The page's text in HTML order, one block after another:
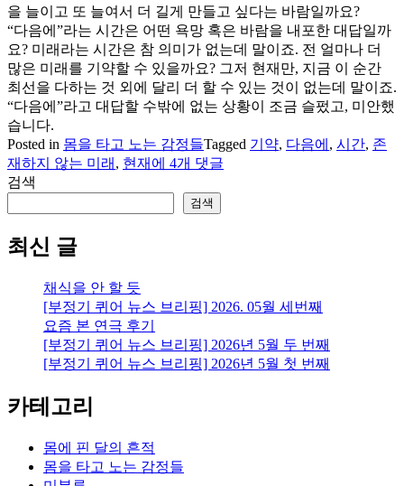
을 늘이고 또 늘여서 더 길게 만들고 싶다는 바람일까요?
“다음에”라는 시간은 어떤 욕망 혹은 바람을 내포한 대답일까
요? 미래라는 시간은 참 의미가 없는데 말이죠. 전 얼마나 더
많은 미래를 기약할 수 있을까요? 그저 현재만, 지금 이 순간
최선을 다하는 것 외에 달리 더 할 수 있는 것이 없는데 말이죠.
“다음에”라고 대답할 수밖에 없는 상황이 조금 슬펐고, 미안했
습니다.
Posted in 몸을 타고 노는 감정들Tagged 기약, 다음에 , 시간, 존
재하지 않는 미래 , 현재 “다
에”라
는
에 4개 댓글
검색
검색
최신 글
채식을 안 할 듯
[부정기 퀴어 뉴스 브리핑] 2026. 05월 세번째
요즘 본 연극 후기
[부정기 퀴어 뉴스 브리핑] 2026년 5월 두 번째
[부정기 퀴어 뉴스 브리핑] 2026년 5월 첫 번째
카테고리
몸에 핀 달의 흔적
몸을 타고 노는 감정들